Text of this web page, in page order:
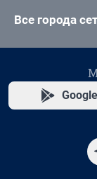
Все города